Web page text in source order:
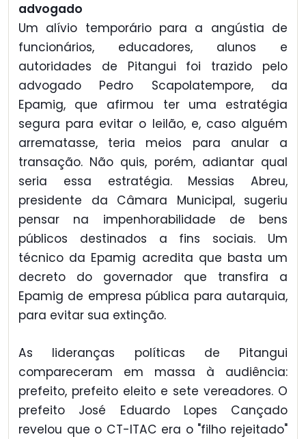
advogado
Um alívio temporário para a angústia de
funcionários, educadores, alunos e
autoridades de Pitangui foi trazido pelo
advogado Pedro Scapolatempore, da
Epamig, que afirmou ter uma estratégia
segura para evitar o leilão, e, caso alguém
arrematasse, teria meios para anular a
transação. Não quis, porém, adiantar qual
seria essa estratégia. Messias Abreu,
presidente da Câmara Municipal, sugeriu
pensar na impenhorabilidade de bens
públicos destinados a fins sociais. Um
técnico da Epamig acredita que basta um
decreto do governador que transfira a
Epamig de empresa pública para autarquia,
para evitar sua extinção.
As lideranças políticas de Pitangui
compareceram em massa à audiência:
prefeito, prefeito eleito e sete vereadores. O
prefeito José Eduardo Lopes Cançado
revelou que o CT-ITAC era o "filho rejeitado"